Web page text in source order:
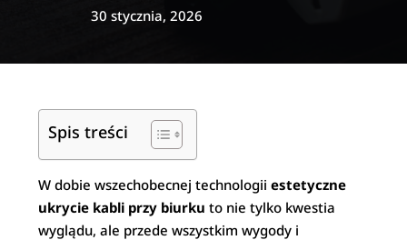
30 stycznia, 2026
Spis treści
W dobie wszechobecnej technologiiestetyczne
ukrycie kabli przy biurku to nie tylko kwestia
wyglądu, ale przede wszystkim wygody i